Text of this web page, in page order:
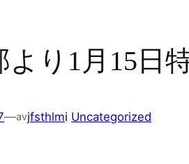
より1月15日
—avjfsthlmi Uncategorized